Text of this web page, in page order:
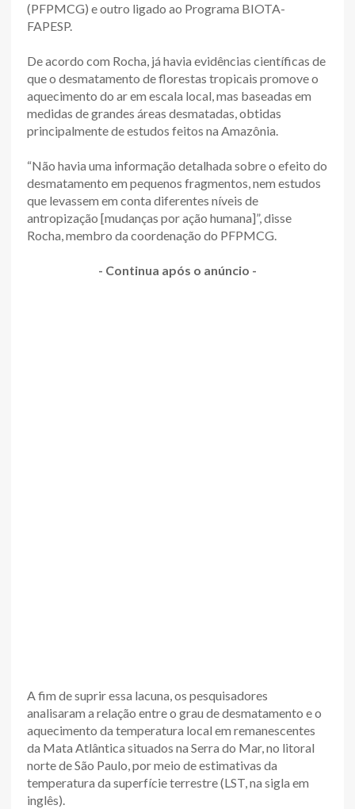
(PFPMCG) e outro ligado ao Programa BIOTA-
FAPESP.
De acordo com Rocha, já havia evidências científicas de
que o desmatamento de florestas tropicais promove o
aquecimento do ar em escala local, mas baseadas em
medidas de grandes áreas desmatadas, obtidas
principalmente de estudos feitos na Amazônia.
“Não havia uma informação detalhada sobre o efeito do
desmatamento em pequenos fragmentos, nem estudos
que levassem em conta diferentes níveis de
antropização [mudanças por ação humana]”, disse
Rocha, membro da coordenação do PFPMCG.
- Continua após o anúncio -
A fim de suprir essa lacuna, os pesquisadores
analisaram a relação entre o grau de desmatamento e o
aquecimento da temperatura local em remanescentes
da Mata Atlântica situados na Serra do Mar, no litoral
norte de São Paulo, por meio de estimativas da
temperatura da superfície terrestre (LST, na sigla em
inglês).